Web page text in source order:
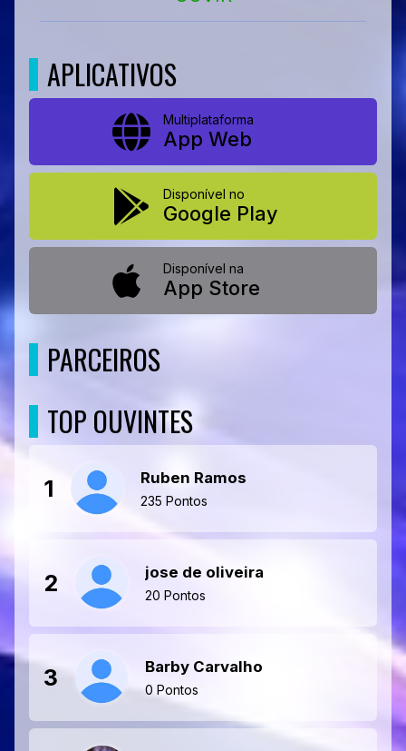
APLICATIVOS
Multiplataforma
App Web
Disponível no
Google Play
Disponível na
App Store
PARCEIROS
TOP OUVINTES
1 Ruben Ramos
235 Pontos
2 jose de oliveira
20 Pontos
3 Barby Carvalho
0 Pontos